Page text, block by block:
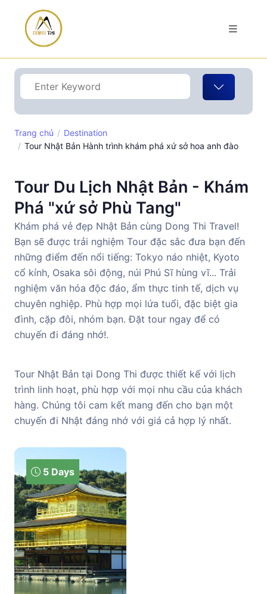
Trang chủ
Destination
Tour Nhật Bản Hành trình khám phá xứ sở hoa anh đào
Tour Du Lịch Nhật Bản - Khám
Phá "xứ sở Phù Tang"
Khám phá vẻ đẹp Nhật Bản cùng Dong Thi Travel!
Bạn sẽ được trải nghiệm Tour đặc sắc đưa bạn đến
những điểm đến nổi tiếng: Tokyo náo nhiệt, Kyoto
cổ kính, Osaka sôi động, núi Phú Sĩ hùng vĩ... Trải
nghiệm văn hóa độc đáo, ẩm thực tinh tế, dịch vụ
chuyên nghiệp. Phù hợp mọi lứa tuổi, đặc biệt gia
đình, cặp đôi, nhóm bạn. Đặt tour ngay để có
chuyến đi đáng nhớ!.
Tour Nhật Bản tại Dong Thi được thiết kế với lịch
trình linh hoạt, phù hợp với mọi nhu cầu của khách
hàng. Chúng tôi cam kết mang đến cho bạn một
chuyến đi Nhật đáng nhớ với giá cả hợp lý nhất.
5 Days